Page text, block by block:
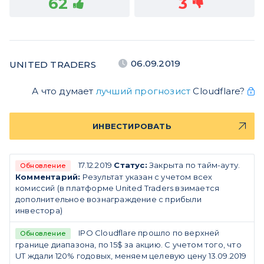
UNITED TRADERS 06.09.2019
А что думает лучший прогнозист Cloudflare?
ИНВЕСТИРОВАТЬ
Обновление 17.12.2019 Статус: Закрыта по тайм-ауту.
Комментарий: Результат указан с учетом всех
комиссий (в платформе United Traders взимается
дополнительное вознаграждение с прибыли
инвестора)
Обновление
IPO Cloudflare прошло по верхней
границе диапазона, по 15$ за акцию. С учетом того, что
UT ждали 120% годовых, меняем целевую цену 13.09.2019